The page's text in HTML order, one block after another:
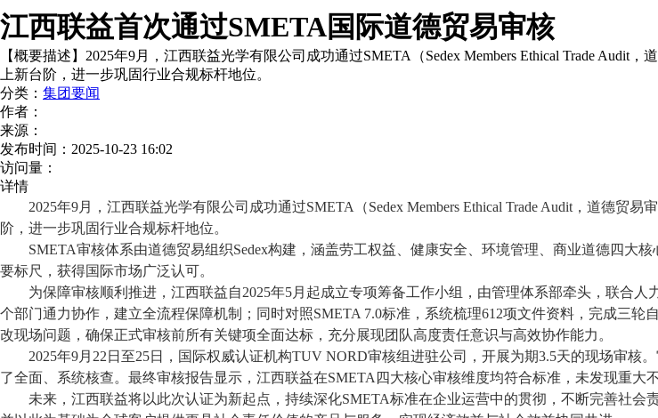
江西联益首次通过SMETA国际道德贸易审核
【概要描述】 2025年9月，江西联益光学有限公司成功通过SMETA（Sedex Members Ethical Trade
上新台阶，进一步巩固行业合规标杆地位。
分类： 集团要闻
作者：
来源：
发布时间： 2025-10-23 16:02
访问量：
详情
2025年9月，江西联益光学有限公司成功通过SMETA（Sedex Members Ethical Trade Audit，道德贸易
阶，进一步巩固行业合规标杆地位。
SMETA审核体系由道德贸易组织Sedex构建，涵盖劳工权益、健康安全、环境管理
商业道德四大核
要标尺， 获得国际市场广泛认可。
为保障审核顺利推进 ， 江西联益自2025年5月起成立专项筹备工作小组，由管理体系部牵头，联合人
个部门通力协作 ， 建立全流程保障机制 ； 同时对照SMETA 7.0标准 ， 系统梳理612项文件资料 ， 完成三轮
改现场问题，确保正式审核前所有关键项全面达标 ， 充分展现团队高度责任意识与高效协作能力 。
2025年9月22日至25日，国际权威认证机构TUV NORD审核组进驻公司 ， 开展为期3.5天的现场审核。
了全面、 系统核查。最终审核报告显示，江西联益在SMETA四大核心审核维度均符合标准，未发现重大
未来，江西联益将以此次认证为新起点，持续深化SMETA标准在企业运营中的贯彻，不断完善社会